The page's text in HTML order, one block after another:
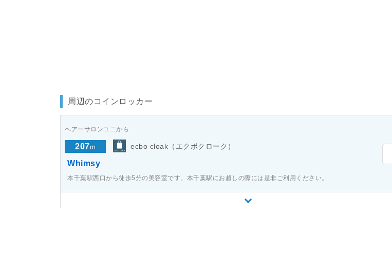
周辺のコインロッカー
ヘアーサロンユニから
207m ecbo cloak（エクボクローク）
Whimsy
本千葉駅西口から徒歩5分の美容室です。本千葉駅にお越しの際には是非ご利用ください。